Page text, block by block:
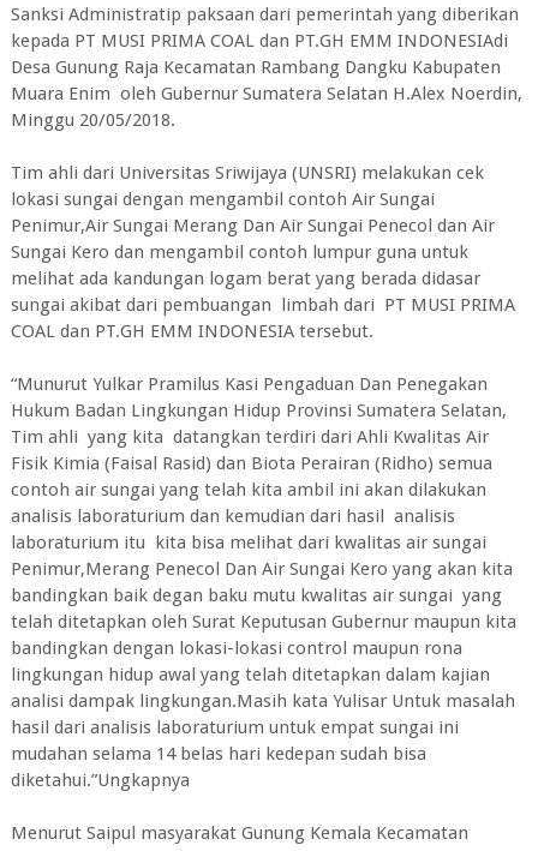
Sanksi Administratip paksaan dari pemerintah yang diberikan
kepada PT MUSI PRIMA COAL dan PT.GH EMM INDONESIAdi
Desa Gunung Raja Kecamatan Rambang Dangku Kabupaten
Muara Enim oleh Gubernur Sumatera Selatan H.Alex Noerdin,
Minggu 20/05/2018.
Tim ahli dari Universitas Sriwijaya (UNSRI) melakukan cek
lokasi sungai dengan mengambil contoh Air Sungai
Penimur,Air Sungai Merang Dan Air Sungai Penecol dan Air
Sungai Kero dan mengambil contoh lumpur guna untuk
melihat ada kandungan logam berat yang berada didasar
sungai akibat dari pembuangan limbah dari PT MUSI PRIMA
COAL dan PT.GH EMM INDONESIA tersebut.
“Munurut Yulkar Pramilus Kasi Pengaduan Dan Penegakan
Hukum Badan Lingkungan Hidup Provinsi Sumatera Selatan,
Tim ahli yang kita datangkan terdiri dari Ahli Kwalitas Air
Fisik Kimia (Faisal Rasid) dan Biota Perairan (Ridho) semua
contoh air sungai yang telah kita ambil ini akan dilakukan
analisis laboraturium dan kemudian dari hasil analisis
laboraturium itu kita bisa melihat dari kwalitas air sungai
Penimur,Merang Penecol Dan Air Sungai Kero yang akan kita
bandingkan baik degan baku mutu kwalitas air sungai yang
telah ditetapkan oleh Surat Keputusan Gubernur maupun kita
bandingkan dengan lokasi-lokasi control maupun rona
lingkungan hidup awal yang telah ditetapkan dalam kajian
analisi dampak lingkungan.Masih kata Yulisar Untuk masalah
hasil dari analisis laboraturium untuk empat sungai ini
mudahan selama 14 belas hari kedepan sudah bisa
diketahui.”Ungkapnya
Menurut Saipul masyarakat Gunung Kemala Kecamatan